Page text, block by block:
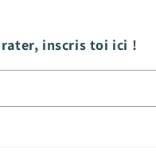
inscris toi ici !